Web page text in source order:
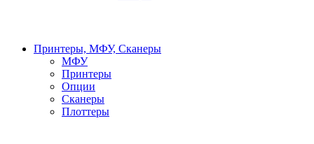
Принтеры, МФУ, Сканеры
МФУ
Принтеры
Опции
Сканеры
Плоттеры